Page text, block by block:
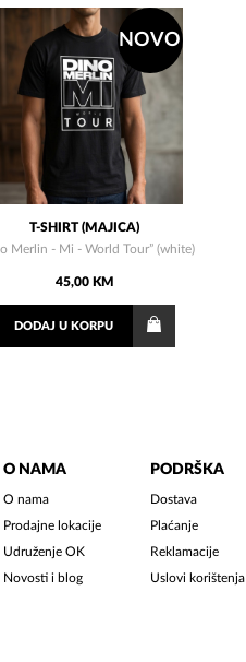
NOVO
T-SHIRT (MAJICA)
Merlin - Mi - World Tour” (white)
45,00 KM
DODAJU KORPU
O NAMA
O nama
Prodajne lokacije
Udruženje OK
Novosti i blog
PODRŠKA
Dostava
Plaćanje
Reklamacije
Uslovi korištenja